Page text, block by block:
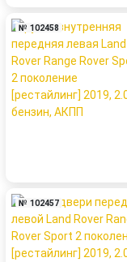
№ 102458
№ 102457